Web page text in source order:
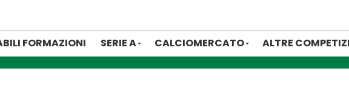
FORMAZIONI SERIE A CALCIOMERCATO ALTRE